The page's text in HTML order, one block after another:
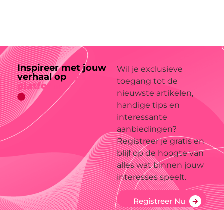
Inspireer met jouw
verhaal op
ons
platform
Wil je exclusieve
toegang tot de
nieuwste artikelen,
handige tips en
interessante
aanbiedingen?
Registreer je gratis en
blijf op de hoogte van
alles wat binnen jouw
interesses speelt.
Registreer Nu